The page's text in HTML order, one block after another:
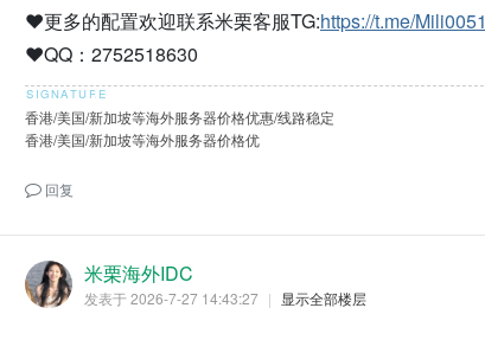
❤️更多的配置欢迎联系米栗客服TG:https://t.me/Mili0051
❤️QQ：2752518630
香港/美国/新加坡等海外服务器价格优惠/线路稳定
香港/美国/新加坡等海外服务器价格优
回复
米栗海外IDC
发表于 2026-7-27 14:43:27 | 显示全部楼层